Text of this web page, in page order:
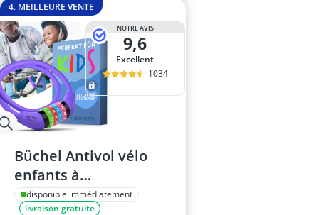
4. MEILLEURE VENTE
NOTRE AVIS
9,6
Excellent
1034
Büchel Antivol vélo
enfants à
combinaison
disponible immédiatement
livraison gratuite